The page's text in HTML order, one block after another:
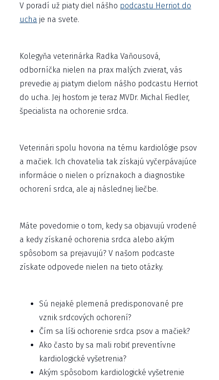
V poradí už piaty diel nášho podcastu Herriot do
ucha je na svete.
Kolegyňa veterinárka Radka Vaňousová,
odborníčka nielen na prax malých zvierat, vás
prevedie aj piatym dielom nášho podcastu Herriot
do ucha. Jej hosťom je teraz MVDr. Michal Fiedler,
špecialista na ochorenie srdca.
Veterinári spolu hovoria na tému kardiológie psov
a mačiek. Ich chovatelia tak získajú vyčerpávajúce
informácie o nielen o príznakoch a diagnostike
ochorení srdca, ale aj následnej liečbe.
Máte povedomie o tom, kedy sa objavujú vrodené
a kedy získané ochorenia srdca alebo akým
spôsobom sa prejavujú? V našom podcaste
získate odpovede nielen na tieto otázky.
Sú nejaké plemená predisponované pre
vznik srdcových ochorení?
Čím sa líši ochorenie srdca psov a mačiek?
Ako často by sa mali robiť preventívne
kardiologické vyšetrenia?
Akým spôsobom kardiologické vyšetrenie